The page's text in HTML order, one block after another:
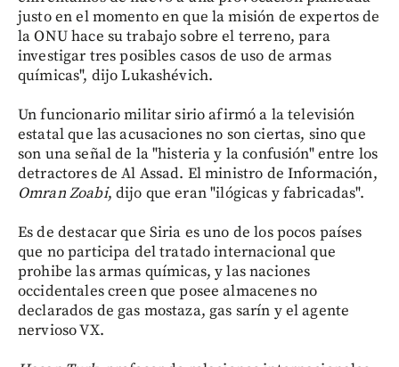
justo en el momento en que la misión de expertos de
la ONU hace su trabajo sobre el terreno, para
investigar tres posibles casos de uso de armas
químicas", dijo Lukashévich.
Un funcionario militar sirio afirmó a la televisión
estatal que las acusaciones no son ciertas, sino que
son una señal de la "histeria y la confusión" entre los
detractores de Al Assad. El ministro de Información,
Omran Zoabi, dijo que eran "ilógicas y fabricadas".
Es de destacar que Siria es uno de los pocos países
que no participa del tratado internacional que
prohibe las armas químicas, y las naciones
occidentales creen que posee almacenes no
declarados de gas mostaza, gas sarín y el agente
nervioso VX.